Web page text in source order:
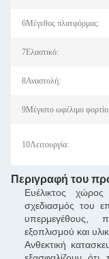
6Μέγεθος πλατφόρμας:
7Ελαστικό:
8Αναστολή:
9Μέγιστο ωφέλιμο
10Λειτουργία:
Περιγραφή του
Ευέλικτος
σχεδιασμός του
υπερμεγέθους,
εξοπλισμού και
Ανθεκτική